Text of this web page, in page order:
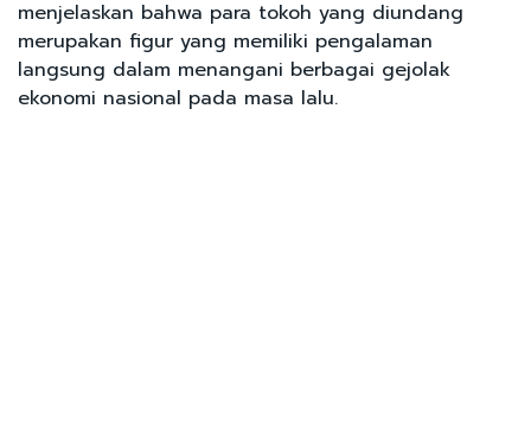
menjelaskan bahwa para tokoh yang diundang
merupakan figur yang memiliki pengalaman
langsung dalam menangani berbagai gejolak
ekonomi nasional pada masa lalu.